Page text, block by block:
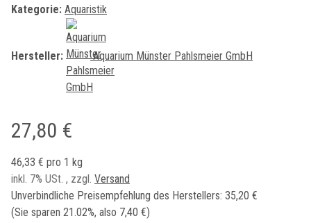
Kategorie: Aquaristik
Hersteller: Aquarium Münster Pahlsmeier GmbH
27,80 €
46,33 € pro 1 kg
inkl. 7% USt. , zzgl. Versand
Unverbindliche Preisempfehlung des Herstellers: 35,20 €
(Sie sparen 21.02%, also 7,40 €)